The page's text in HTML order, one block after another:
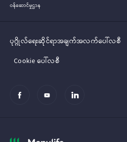
ဝန်ဆောင်မှုဌာန
ပုဂ္ဂိုလ်‌‌‌‌ရေးဆိုင်ရာအချက်အလက်ပေါ်လစီ
Cookie ပေါ်လစီ